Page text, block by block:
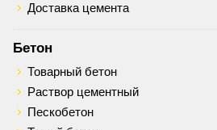
Доставка цемента
Бетон
Товарный бетон
Раствор цементный
Пескобетон